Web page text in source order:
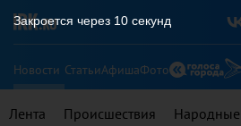
Новости СтатьиАфишаФото
Лента Происшествия Народные
Закроется через 10 секунд